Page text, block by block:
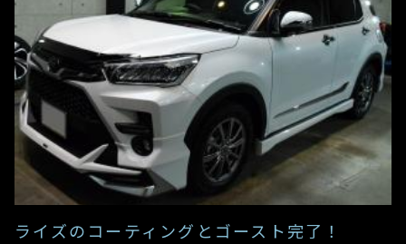
ライズのコーティングとゴースト完了！